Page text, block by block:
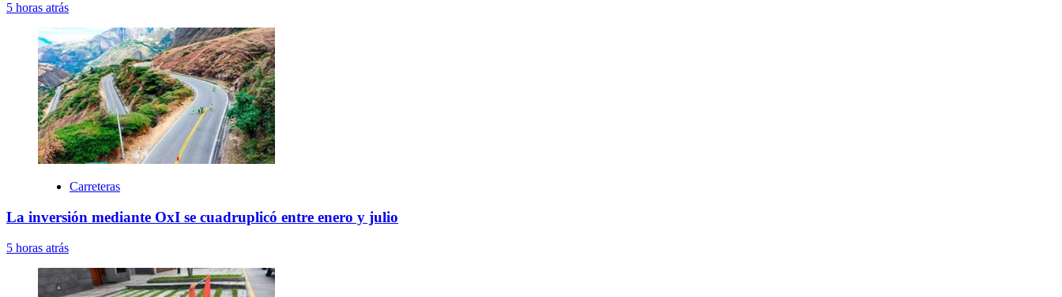
5 horas atrás
Carreteras
La inversión mediante OxI se cuadruplicó entre enero y julio
5 horas atrás